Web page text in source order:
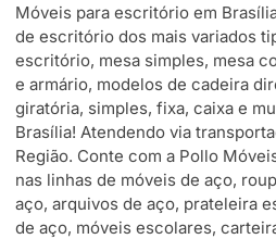
Móveis para escritório em
de escritório dos mais variados
escritório, mesa simples, mesa
e armário, modelos de cadeira
giratória, simples, fixa, caixa e
Brasília! Atendendo via
Região. Conte com a Pollo
nas linhas de móveis de aço,
aço, arquivos de aço, prateleira
de aço, móveis escolares,